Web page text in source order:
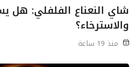
شاي النعناع الفلفلي: هل
والاسترخاء؟
منذ 19 ساعة